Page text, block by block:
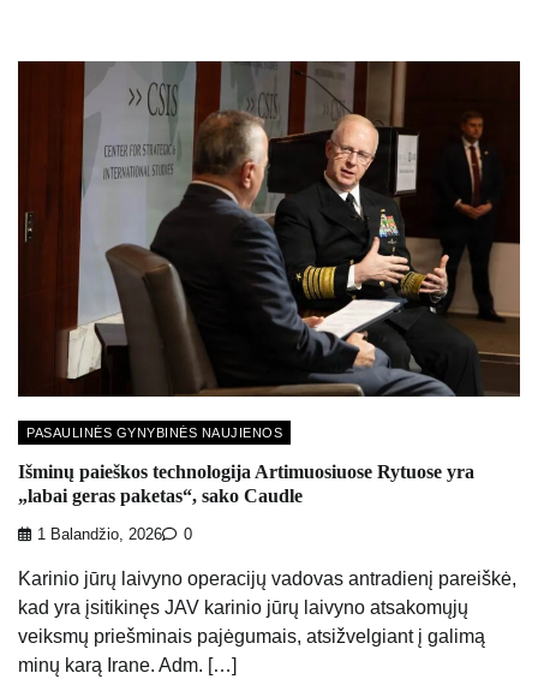
PASAULINĖS GYNYBINĖS NAUJIENOS
Išminų paieškos technologija Artimuosiuose Rytuose yra
„labai geras paketas“, sako Caudle
1 Balandžio, 2026 0
Karinio jūrų laivyno operacijų vadovas antradienį pareiškė,
kad yra įsitikinęs JAV karinio jūrų laivyno atsakomųjų
veiksmų priešminais pajėgumais, atsižvelgiant į galimą
minų karą Irane. Adm. […]